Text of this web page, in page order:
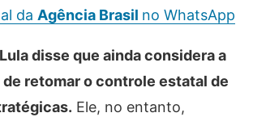
da Agência Brasil no WhatsApp
disse que ainda considera a
retomar o controle estatal de
Ele, no entanto,